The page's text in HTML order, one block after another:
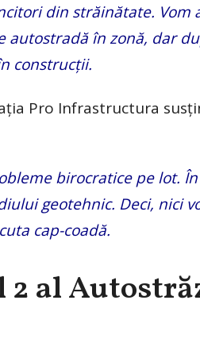
din străinătate. Vom
autostradă în zonă, dar
construcţii.
Pro Infrastructura
birocratice pe lot.
geotehnic. Deci, nici
cap-coadă.
al